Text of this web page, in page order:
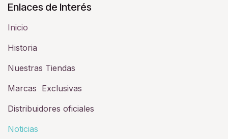
Enlaces de Interés
Inicio
Historia​
Nuestras Tiendas
Marcas Exclusivas
Distribuidores oficiales
Noticias